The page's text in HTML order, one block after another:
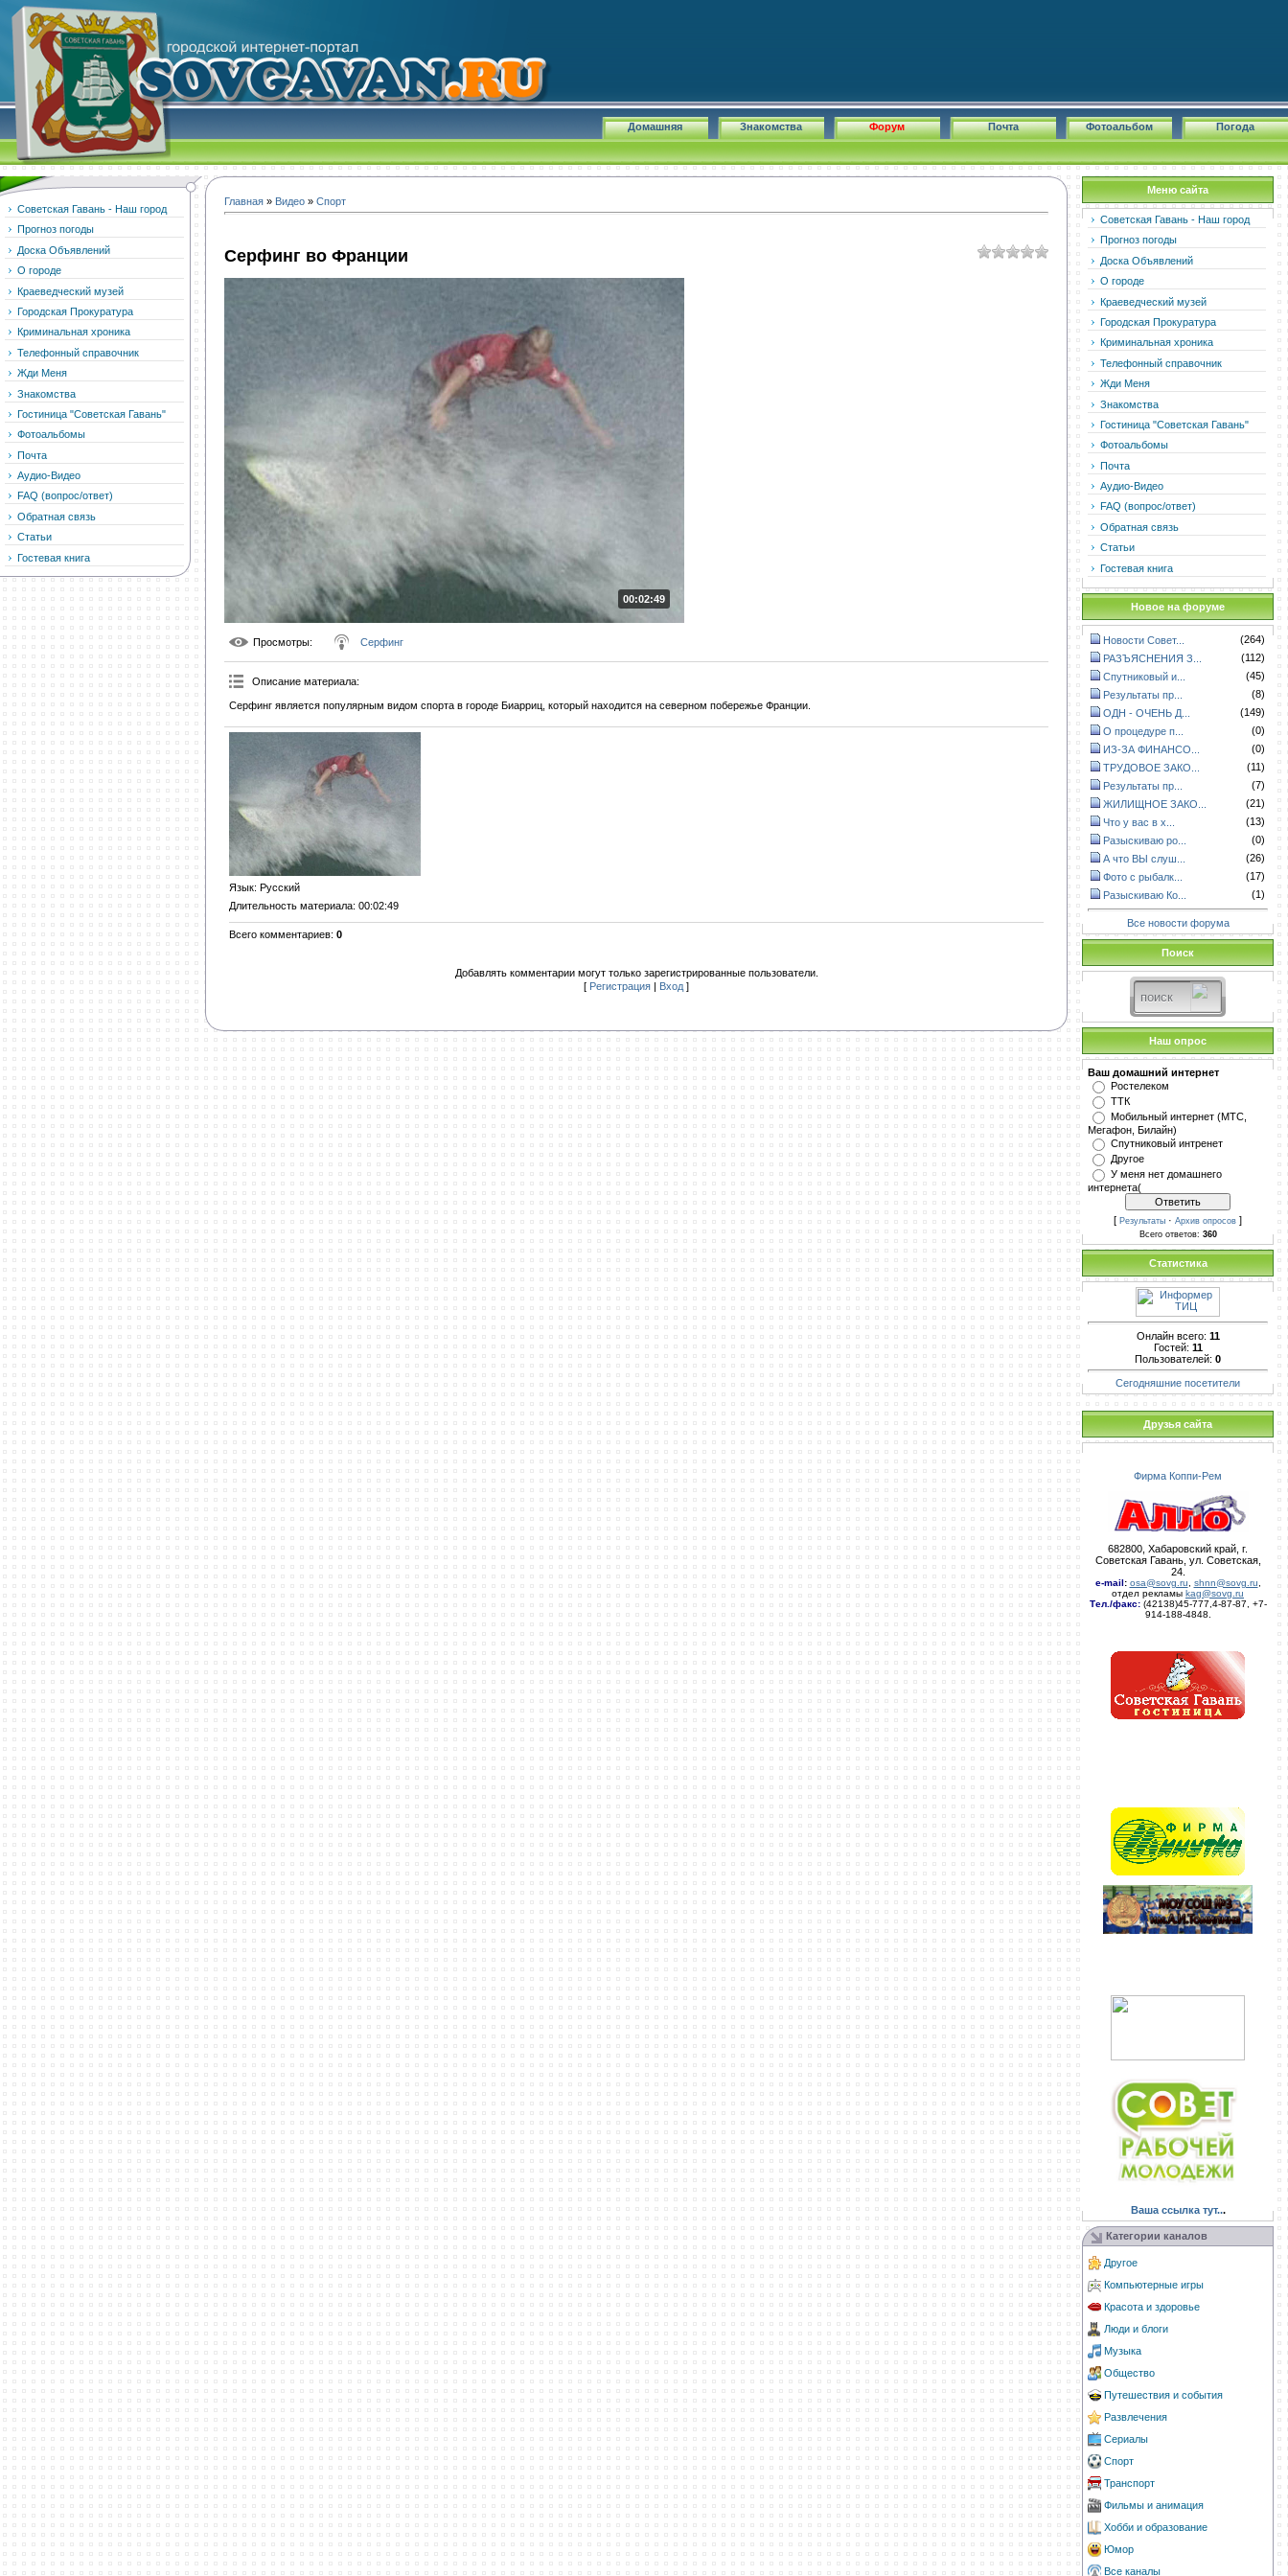
Погода
Фотоальбом
Почта
Форум
Знакомства
Домашняя
Советская Гавань - Наш город
Прогноз погоды
Доска Объявлений
О городе
Краеведческий музей
Городская Прокуратура
Криминальная хроника
Телефонный справочник
Жди Меня
Знакомства
Гостиница "Советская Гавань"
Фотоальбомы
Почта
Аудио-Видео
FAQ (вопрос/ответ)
Обратная связь
Статьи
Гостевая книга
Главная » Видео » Спорт
Серфинг во Франции
00:02:49
Просмотры: Серфинг
Описание материала:
Серфинг является популярным видом спорта в городе Биарриц, который находится на северном побережье Франции.
Язык: Русский
Длительность материала: 00:02:49
Всего комментариев: 0
Добавлять комментарии могут только зарегистрированные пользователи.
[ Регистрация | Вход ]
Меню сайта
Советская Гавань - Наш город
Прогноз погоды
Доска Объявлений
О городе
Краеведческий музей
Городская Прокуратура
Криминальная хроника
Телефонный справочник
Жди Меня
Знакомства
Гостиница "Советская Гавань"
Фотоальбомы
Почта
Аудио-Видео
FAQ (вопрос/ответ)
Обратная связь
Статьи
Гостевая книга
Новое на форуме
Новости Совет...
(264)
РАЗЪЯСНЕНИЯ З...
(112)
Спутниковый и...
(45)
Результаты пр...
(8)
ОДН - ОЧЕНЬ Д...
(149)
О процедуре п...
(0)
ИЗ-ЗА ФИНАНСО...
(0)
ТРУДОВОЕ ЗАКО...
(11)
Результаты пр...
(7)
ЖИЛИЩНОЕ ЗАКО...
(21)
Что у вас в х...
(13)
Разыскиваю ро...
(0)
А что ВЫ слуш...
(26)
Фото с рыбалк...
(17)
Разыскиваю Ко...
(1)
Все новости форума
Поиск
Наш опрос
Ваш домашний интернет
Ростелеком
ТТК
Мобильный интернет (МТС,
Мегафон, Билайн)
Спутниковый интренет
Другое
У меня нет домашнего
интернета(
[ Результаты · Архив опросов ]
Всего ответов: 360
Статистика
Онлайн всего: 11
Гостей: 11
Пользователей: 0
Сегодняшние посетители
Друзья сайта
Фирма Коппи-Рем
682800, Хабаровский край, г.
Советская Гавань, ул. Советская,
24.
e-mail: osa@sovg.ru shnn@sovg.ru
отдел рекламы kag@sovg.ru
Тел./факс:(42138)45-777,4-87-87, +7-
914-188-4848.
Ваша ссылка тут...
Категории каналов
Другое
Компьютерные игры
Красота и здоровье
Люди и блоги
Музыка
Общество
Путешествия и события
Развлечения
Сериалы
Спорт
Транспорт
Фильмы и анимация
Хобби и образование
Юмор
Все каналы